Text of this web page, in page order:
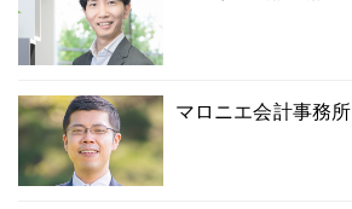
マロニエ会計事務所